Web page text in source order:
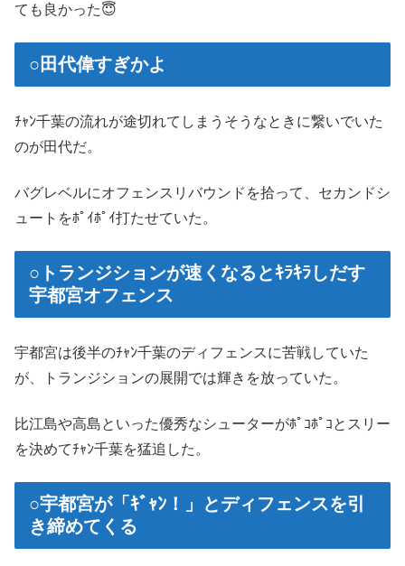
ても良かった😇
○田代偉すぎかよ
ﾁｬﾝ千葉の流れが途切れてしまうそうなときに繋いでいた
のが田代だ。
バグレベルにオフェンスリバウンドを拾って、セカンドシ
ュートをﾎﾟｲﾎﾟｲ打たせていた。
○トランジションが速くなるとｷﾗｷﾗしだす
宇都宮オフェンス
宇都宮は後半のﾁｬﾝ千葉のディフェンスに苦戦していた
が、トランジションの展開では輝きを放っていた。
比江島や高島といった優秀なシューターがﾎﾟｺﾎﾟｺとスリー
を決めてﾁｬﾝ千葉を猛追した。
○宇都宮が「ｷﾞｬﾝ！」とディフェンスを引
き締めてくる